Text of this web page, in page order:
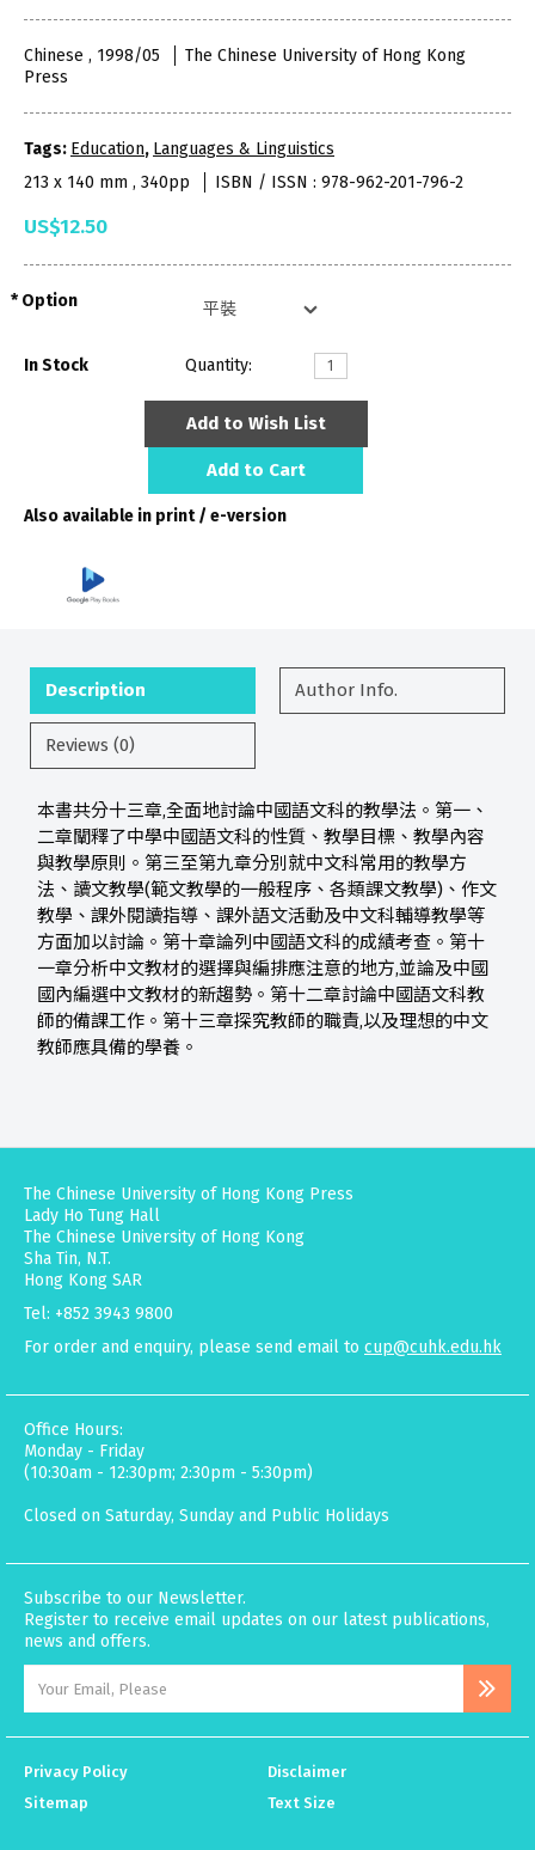
Chinese , 1998/05
The Chinese University of Hong Kong
Press
Tags: Education, Languages & Linguistics
213 x 140 mm , 340pp
ISBN / ISSN : 978-962-201-796-2
US$12.50
Option
In Stock Quantity:
Add to Wish List
Add to Cart
Also available in print / e-version
Description Author Info.
Reviews (0)
本書共分十三章,全面地討論中國語文科的教學法。第一、
二章闡釋了中學中國語文科的性質、教學目標、教學內容
與教學原則。第三至第九章分別就中文科常用的教學方
法、讀文教學(範文教學的一般程序、各類課文教學)、作文
教學、課外閱讀指導、課外語文活動及中文科輔導教學等
方面加以討論。第十章論列中國語文科的成績考查。第十
一章分析中文教材的選擇與編排應注意的地方,並論及中國
國內編選中文教材的新趨勢。第十二章討論中國語文科教
師的備課工作。第十三章探究教師的職責,以及理想的中文
教師應具備的學養。
The Chinese University of Hong Kong Press
Lady Ho Tung Hall
The Chinese University of Hong Kong
Sha Tin, N.T.
Hong Kong SAR
Tel: +852 3943 9800
For order and enquiry, please send email to cup@cuhk.edu.hk
Office Hours:
Monday - Friday
(10:30am - 12:30pm; 2:30pm - 5:30pm)
Closed on Saturday, Sunday and Public Holidays
Subscribe to our Newsletter.
Register to receive email updates on our latest publications,
news and offers.
Privacy Policy
Disclaimer
Sitemap
Text Size